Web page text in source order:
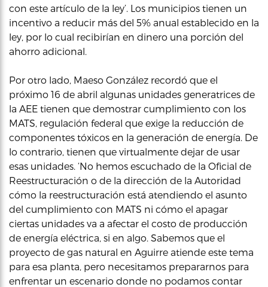
con este artículo de la ley’. Los municipios tienen un
incentivo a reducir más del 5% anual establecido en la
ley, por lo cual recibirían en dinero una porción del
ahorro adicional.
Por otro lado, Maeso González recordó que el
próximo 16 de abril algunas unidades generatrices de
la AEE tienen que demostrar cumplimiento con los
MATS, regulación federal que exige la reducción de
componentes tóxicos en la generación de energía. De
lo contrario, tienen que virtualmente dejar de usar
esas unidades. ‘No hemos escuchado de la Oficial de
Reestructuración o de la dirección de la Autoridad
cómo la reestructuración está atendiendo el asunto
del cumplimiento con MATS ni cómo el apagar
ciertas unidades va a afectar el costo de producción
de energía eléctrica, si en algo. Sabemos que el
proyecto de gas natural en Aguirre atiende este tema
para esa planta, pero necesitamos prepararnos para
enfrentar un escenario donde no podamos contar